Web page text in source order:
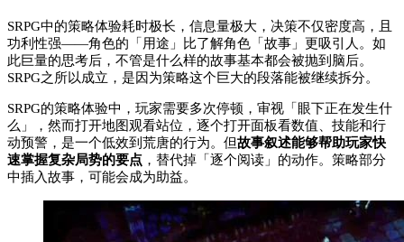
SRPG中的策略体验耗时极长，信息量极大，决策不仅密度高，且
功利性强——角色的「用途」比了解角色「故事」更吸引人。如
此巨量的思考后，不管是什么样的故事基本都会被抛到脑后。
SRPG之所以成立，是因为策略这个巨大的段落能被继续拆分。
SRPG的策略体验中，玩家需要多次停顿，审视「眼下正在发生什
么」，然而打开地图观看站位，逐个打开面板看数值、技能和行
动预警，是一个低效到荒唐的行为。但故事叙述能够帮助玩家快
速掌握复杂局势的要点 ，替代掉「逐个阅读」的动作。策略部分
中插入故事，可能会成为助益。